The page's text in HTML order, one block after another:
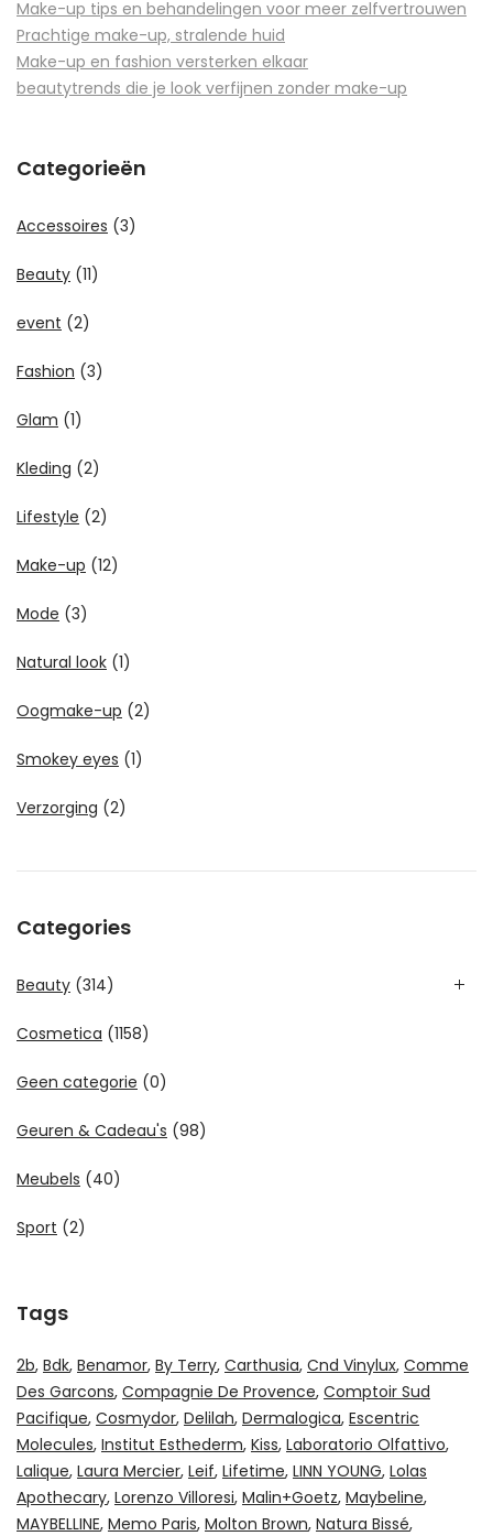
Make-up tips en behandelingen voor meer zelfvertrouwen
Prachtige make-up, stralende huid
Make-up en fashion versterken elkaar
beautytrends die je look verfijnen zonder make-up
Categorieën
Accessoires (3)
Beauty (11)
event (2)
Fashion (3)
Glam (1)
Kleding (2)
Lifestyle (2)
Make-up (12)
Mode (3)
Natural look (1)
Oogmake-up (2)
Smokey eyes (1)
Verzorging (2)
Categories
Beauty (314)
Cosmetica (1158)
Geen categorie (0)
Geuren & Cadeau's (98)
Meubels (40)
Sport (2)
Tags
2b Bdk Benamor By Terry Carthusia Cnd Vinylux Comme
Des Garcons Compagnie De Provence Comptoir Sud
Pacifique Cosmydor Delilah Dermalogica Escentric
Molecules Institut Esthederm Kiss Laboratorio Olfattivo
Lalique Laura Mercier Leif Lifetime LINN YOUNG Lolas
Apothecary Lorenzo Villoresi Malin+Goetz Maybeline
MAYBELLINE Memo Paris Molton Brown Natura Bissé